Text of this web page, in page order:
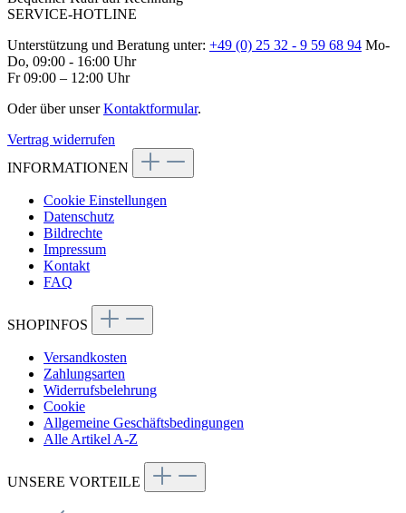
SERVICE-HOTLINE
Unterstützung und Beratung unter: +49 (0) 25 32 - 9 59 68 94 Mo-
Do, 09:00 - 16:00 Uhr
Fr 09:00 – 12:00 Uhr
Oder über unserKontaktformular.
Vertrag widerrufen
INFORMATIONEN
Cookie Einstellungen
Datenschutz
Bildrechte
Impressum
Kontakt
FAQ
SHOPINFOS
Versandkosten
Zahlungsarten
Widerrufsbelehrung
Cookie
Allgemeine Geschäftsbedingungen
Alle Artikel A-Z
UNSERE VORTEILE